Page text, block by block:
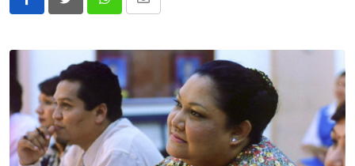
Whatsapp
Share
Email